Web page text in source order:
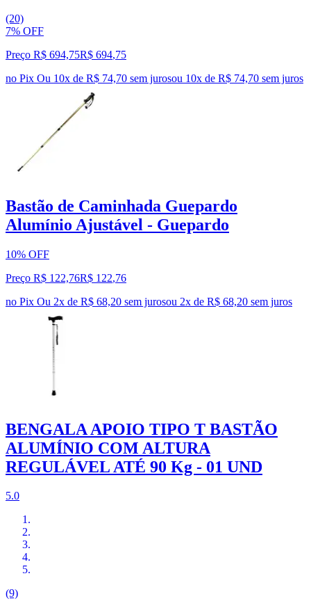
(20)
7% OFF
Preço R$ 694,75R$ 694,75
no Pix Ou 10x de R$ 74,70 sem jurosou 10x de R$ 74,70 sem juros
Bastão de Caminhada Guepardo
Alumínio Ajustável - Guepardo
10% OFF
Preço R$ 122,76R$ 122,76
no Pix Ou 2x de R$ 68,20 sem jurosou 2x de R$ 68,20 sem juros
BENGALA APOIO TIPO T BASTÃO
ALUMÍNIO COM ALTURA
REGULÁVEL ATÉ 90 Kg - 01 UND
5.0
(9)